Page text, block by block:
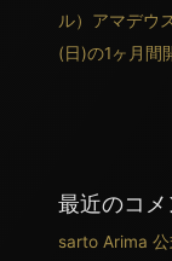
ル）アマデウ
(日)の1ヶ月間
最近のコメ
sarto Arima